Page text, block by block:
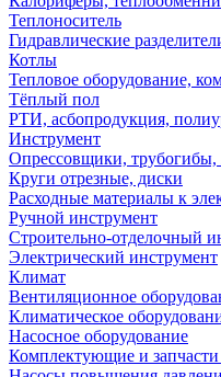
Теплоноситель
Гидравлические
Котлы
Тепловое оборудование,
Тёплый пол
РТИ, асбопродукция,
Инструмент
Опрессовщики, трубогибы,
Круги отрезные, диски
Расходные материалы к
Ручной инструмент
Строительно-отделочный
Электрический инструмент
Климат
Вентиляционное
Климатическое
Насосное оборудование
Комплектующие и запчасти